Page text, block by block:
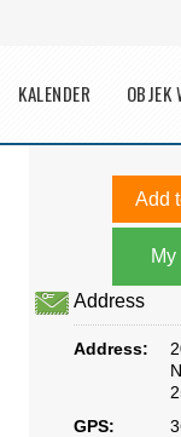
KALENDER OBJEK
Add
Address
Address:
GPS: